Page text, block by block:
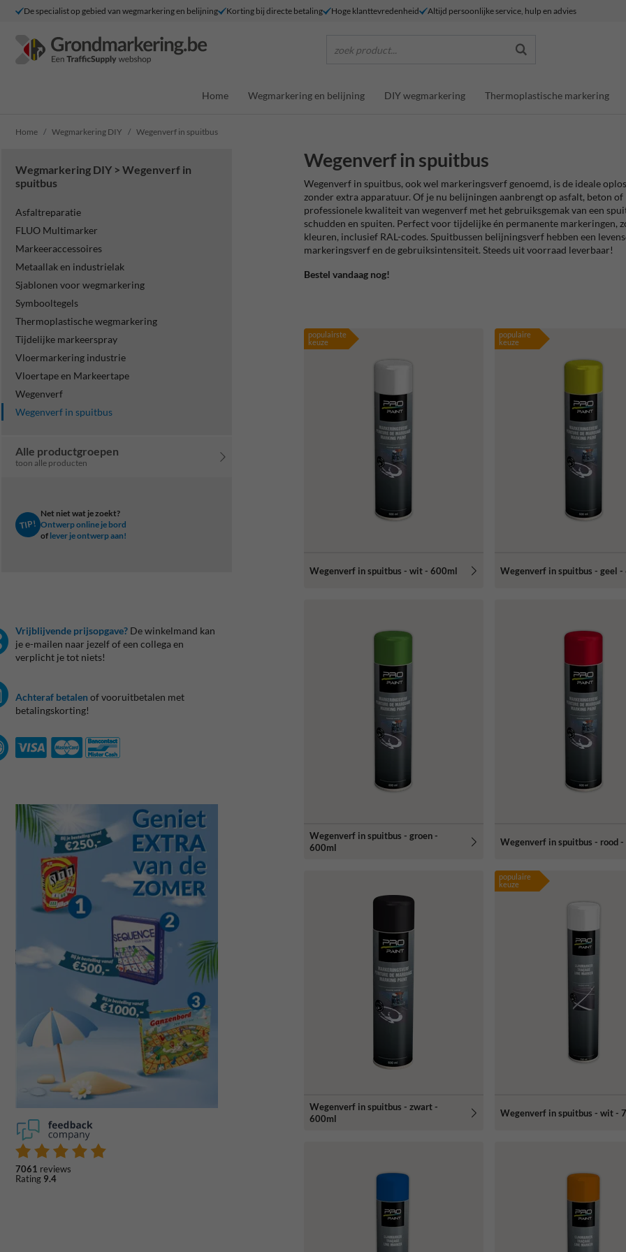
De specialist op gebied van wegmarkering en belijning Korting bij directe betaling Hoge klanttevredenheid Altijd persoonlijke service, hulp en advies
zoek product...
Home Wegmarkering en belijning DIY wegmarkering Thermoplastische markering
Home Wegmarkering DIY Wegenverf in spuitbus
Wegmarkering DIY > Wegenverf in
spuitbus
Asfaltreparatie
FLUO Multimarker
Markeeraccessoires
Metaallak en industrielak
Sjablonen voor wegmarkering
Symbooltegels
Thermoplastische wegmarkering
Tijdelijke markeerspray
Vloermarkering industrie
Vloertape en Markeertape
Wegenverf
Wegenverf in spuitbus
Alle productgroepen
toon alle producten
TIP!
Net niet wat je zoekt?
Ontwerp online je bord
of lever je ontwerp aan!
Vrijblijvende prijsopgave? De winkelmand kan
je e-mailen naar jezelf of een collega en
verplicht je tot niets!
Achteraf betalen of vooruitbetalen met
betalingskorting!
7061 reviews
Rating 9.4
Wegenverf in spuitbus
Wegenverf in spuitbus, ook wel markeringsverf genoemd, is de ideale
zonder extra apparatuur. Of je nu belijningen aanbrengt op asfalt, beton
professionele kwaliteit van wegenverf met het gebruiksgemak van een
schudden en spuiten. Perfect voor tijdelijke én permanente markeringen,
kleuren, inclusief RAL-codes. Spuitbussen belijningsverf hebben een
markeringsverf en de gebruiksintensiteit. Steeds uit voorraad leverbaar!
Bestel vandaag nog!
populairste
keuze
Wegenverf in spuitbus - wit - 600ml
populaire
keuze
Wegenverf in spuitbus - geel
Wegenverf in spuitbus - groen -
600ml
Wegenverf in spuitbus - rood
Wegenverf in spuitbus - zwart -
600ml
populaire
keuze
Wegenverf in spuitbus - wit -